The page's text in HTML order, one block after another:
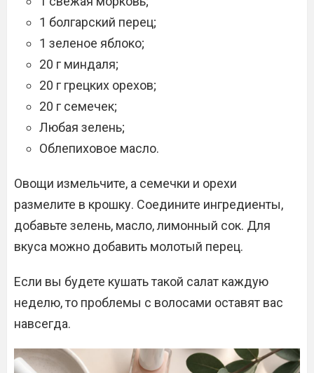
1 болгарский перец;
1 зеленое яблоко;
20 г миндаля;
20 г грецких орехов;
20 г семечек;
Любая зелень;
Облепиховое масло.
Овощи измельчите, а семечки и орехи
размелите в крошку. Соедините ингредиенты,
добавьте зелень, масло, лимонный сок. Для
вкуса можно добавить молотый перец.
Если вы будете кушать такой салат каждую
неделю, то проблемы с волосами оставят вас
навсегда.